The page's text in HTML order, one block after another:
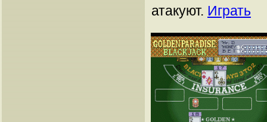
атакуют. Играть